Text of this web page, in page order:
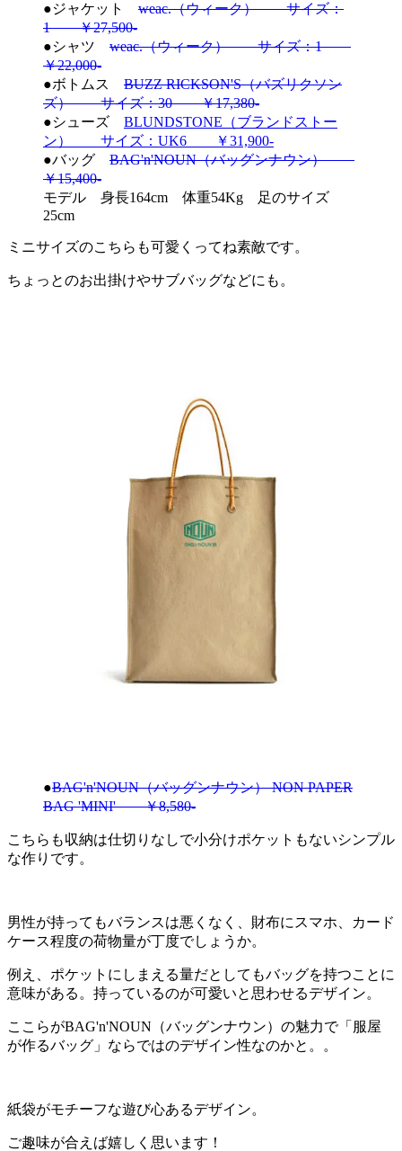
●ジャケット weac.（ウィーク） サイズ：
1 ￥27,500-
●シャツ weac.（ウィーク） サイズ：1
￥22,000-
●ボトムス BUZZ RICKSON'S（バズリクソン
ズ） サイズ：30 ￥17,380-
●シューズ BLUNDSTONE（ブランドストー
ン） サイズ：UK6 ￥31,900-
●バッグ BAG'n'NOUN（バッグンナウン）
￥15,400-
モデル 身長164cm 体重54Kg 足のサイズ
25cm
ミニサイズのこちらも可愛くってね素敵です。
ちょっとのお出掛けやサブバッグなどにも。
●BAG'n'NOUN（バッグンナウン） NON PAPER
BAG 'MINI' ￥8,580-
こちらも収納は仕切りなしで小分けポケットもないシンプル
な作りです。
男性が持ってもバランスは悪くなく、財布にスマホ、カード
ケース程度の荷物量が丁度でしょうか。
例え、ポケットにしまえる量だとしてもバッグを持つことに
意味がある。持っているのが可愛いと思わせるデザイン。
ここらがBAG'n'NOUN（バッグンナウン）の魅力で「服屋
が作るバッグ」ならではのデザイン性なのかと。。
紙袋がモチーフな遊び心あるデザイン。
ご趣味が合えば嬉しく思います！